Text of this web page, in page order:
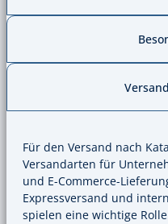
Für den Versand nach
Versandarten für
und E-Commerce-
Expressversand und
spielen eine wichtige